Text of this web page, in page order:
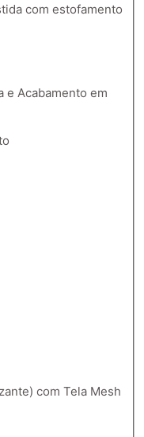
com estofamento
e Acabamento em
com Tela Mesh